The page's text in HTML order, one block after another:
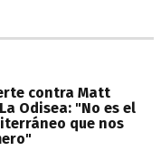
contra Matt
Odisea: "No es el
que nos